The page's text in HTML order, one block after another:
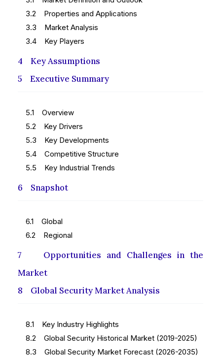
3.2 Properties and Applications
3.3 Market Analysis
3.4 Key Players
4 Key Assumptions
5 Executive Summary
5.1 Overview
5.2 Key Drivers
5.3 Key Developments
5.4 Competitive Structure
5.5 Key Industrial Trends
6 Snapshot
6.1 Global
6.2 Regional
7 Opportunities and Challenges in the
Market
8 Global Security Market Analysis
8.1 Key Industry Highlights
8.2 Global Security Historical Market (2019-2025)
8.3 Global Security Market Forecast (2026-2035)